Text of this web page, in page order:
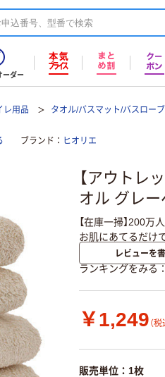
ーダー
レ用品 タオル/バスマット/バスローブ
ブランド ヒオリエ
【アウトレ
オル グレ
【在庫一掃】200
お肌にあてるだけ
レビューを
ランキングをみる
￥1,249 （税
販売単位：1枚